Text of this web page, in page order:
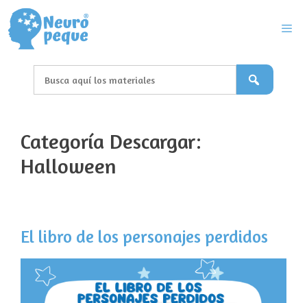
Saltar
al
contenido
Categoría Descargar:
Halloween
El libro de los personajes perdidos